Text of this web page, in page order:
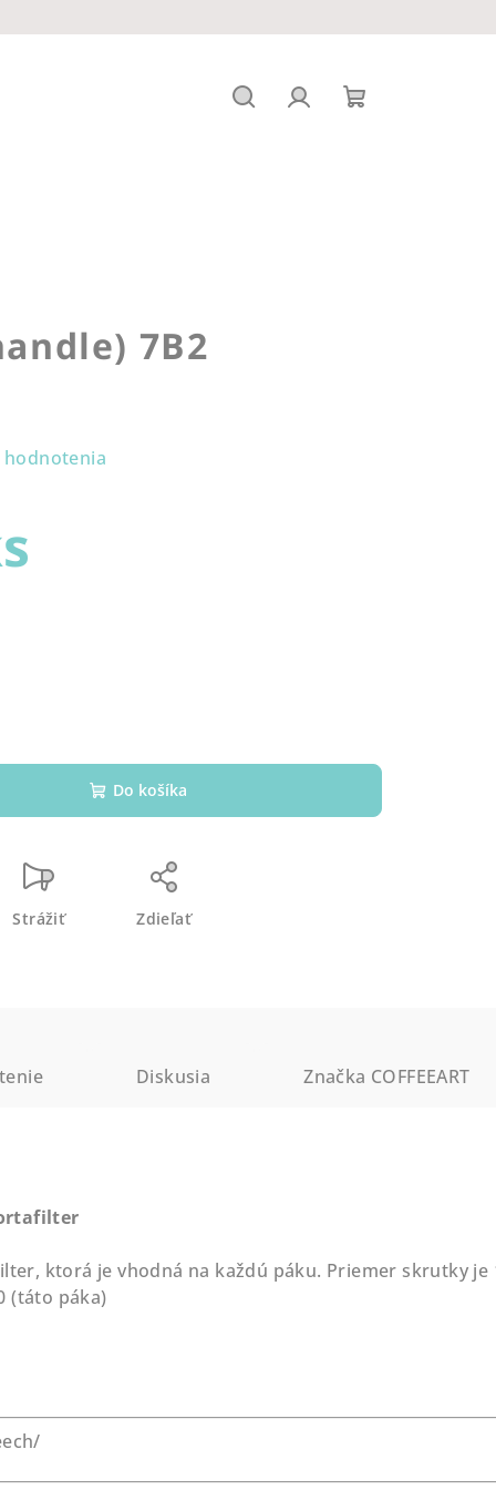
7B2
Do košíka
Strážiť Zdieľať
Diskusia Značka COFFEEART
ktorá je vhodná na každú páku. Priemer skrutky
(táto páka)